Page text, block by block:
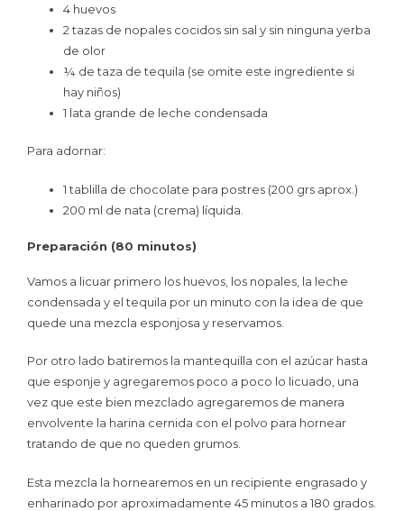
4 huevos
2 tazas de nopales cocidos sin sal y sin ninguna yerba
de olor
¼ de taza de tequila (se omite este ingrediente si
hay niños)
1 lata grande de leche condensada
Para adornar:
1 tablilla de chocolate para postres (200 grs aprox.)
200 ml de nata (crema) líquida.
Preparación (80 minutos)
Vamos a licuar primero los huevos, los nopales, la leche
condensada y el tequila por un minuto con la idea de que
quede una mezcla esponjosa y reservamos.
Por otro lado batiremos la mantequilla con el azúcar hasta
que esponje y agregaremos poco a poco lo licuado, una
vez que este bien mezclado agregaremos de manera
envolvente la harina cernida con el polvo para hornear
tratando de que no queden grumos.
Esta mezcla la hornearemos en un recipiente engrasado y
enharinado por aproximadamente 45 minutos a 180 grados.